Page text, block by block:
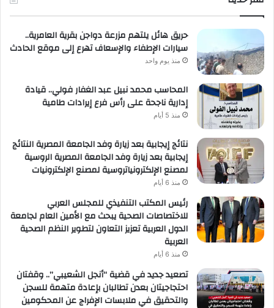
حريق هائل يلتهم مزرعة دواجن بقرية العامرية..
سيارات الإطفاء والإسعاف تهرع إلى موقع الحادث
منذ يوم واحد
المحاسب محمد نبيل عبد الغفار فولي.. قيادة
إدارية ناجحة على رأس فرع إيرادات طامية
منذ 5 أيام
نتائج إيجابية بعد زيارة وفد الجامعة المصرية النتائج
إيجابية بعد زيارة وفد الجامعة المصرية الروسية
لمصنع الإلكترونياتروسية لمصنع الإلكترونيات
منذ 6 أيام
رئيس المكتب التنفيذي للمجلس العربي
للاختصاصات الصحية يبحث مع الأمين العام لجامعة
الدول العربية تعزيز التعاون لتطوير النظم الصحية
العربية
منذ 6 أيام
تصعيد جديد في قضية “أنجل الشعيبي”.. وقفتان
احتجاجيتان بعدن تطالبان بإعادة متهمة للسجن
والتحقيق في ملابسات الإفراج عن المحكومين